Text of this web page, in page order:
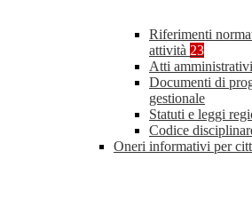
Riferimenti
attività 23
Atti
Documenti di
gestionale
Statuti e leggi
Codice
Oneri informativi per